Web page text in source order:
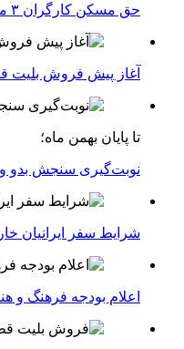
حق مسکن کارگران ۳ میلیون تومان شد
آغاز پیش فروش بلیت‌ قطارهای
تا پایان بهمن ماه؛
نوبت‌گیری سنجش بدو
شرایط سفر ایرانیان
اعلام بودجه فرهنگ و هنر